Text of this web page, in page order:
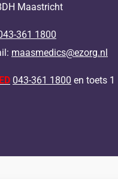
Maastricht
361 1800
maasmedics@ezorg.nl
043-361 1800 en toets 1